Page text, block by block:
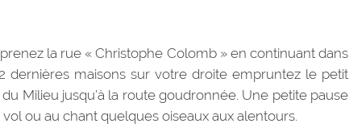
la rue « Christophe Colomb » en continuant dans
dernières maisons sur votre droite empruntez le petit
Milieu jusqu’à la route goudronnée. Une petite pause
ou au chant quelques oiseaux aux alentours.